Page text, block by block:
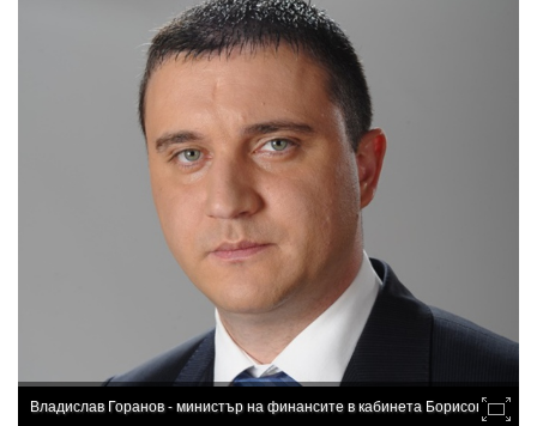
Владислав Горанов - министър на финансите в кабинета Борисов 2.0